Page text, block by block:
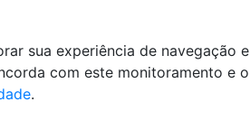
sua experiência de navegação
com este monitoramento e
.